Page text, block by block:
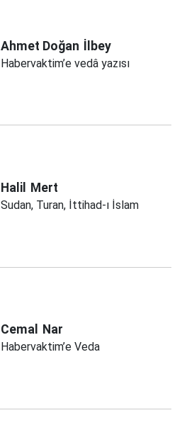
Ahmet Doğan İlbey
Habervaktim’e vedâ yazısı
Halil Mert
Sudan, Turan, İttihad-ı İslam
Cemal Nar
Habervaktim’e Veda